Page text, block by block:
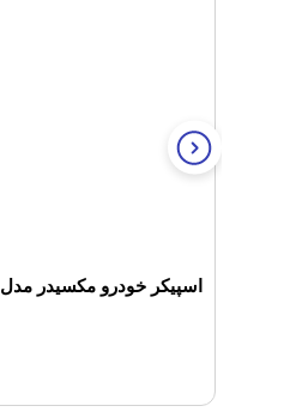
اسپیکر خودرو مکسیدر مدل pl6912